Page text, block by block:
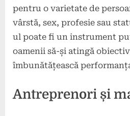
pentru o varietate de
vârstă, sex, profesie sau
ul poate fi un instrument
oamenii să-și atingă
îmbunătățească
Antreprenori și